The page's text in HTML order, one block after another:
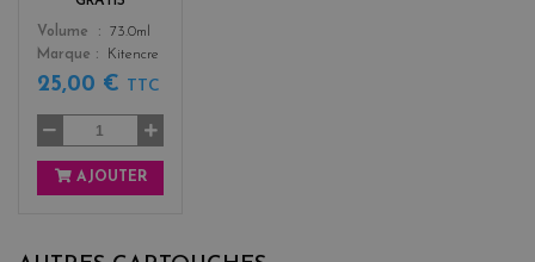
Color
Volume
73.0ml
Marque
Kitencre
25,00 € TTC
AJOUTER